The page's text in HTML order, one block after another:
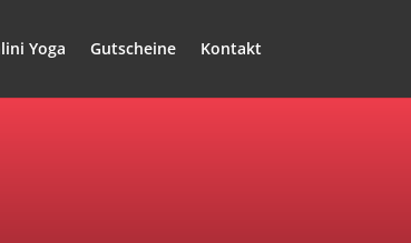
Yoga Gutscheine Kontakt